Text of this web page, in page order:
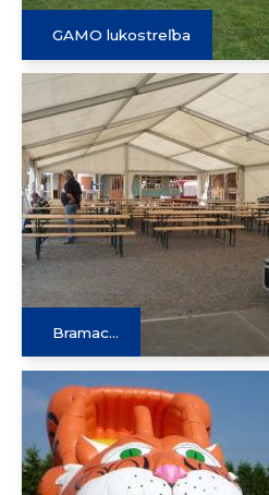
GAMO lukostreľba
Bramac...